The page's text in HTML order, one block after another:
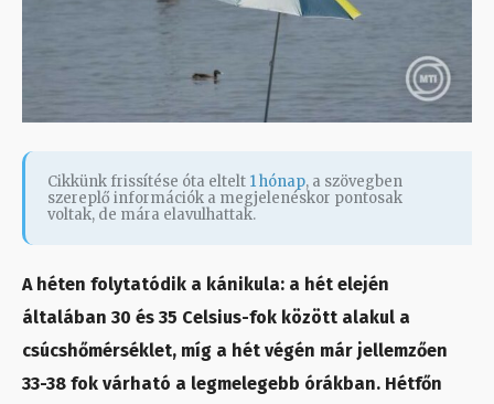
Cikkünk frissítése óta eltelt 1 hónap, a szövegben
szereplő információk a megjelenéskor pontosak
voltak, de mára elavulhattak.
A héten folytatódik a kánikula: a hét elején
általában 30 és 35 Celsius-fok között alakul a
csúcshőmérséklet, míg a hét végén már jellemzően
33-38 fok várható a legmelegebb órákban. Hétfőn